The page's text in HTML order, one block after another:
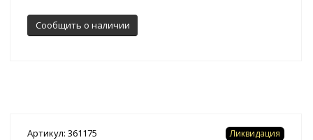
Сообщить о наличии
Артикул: 361175 Ликвидация